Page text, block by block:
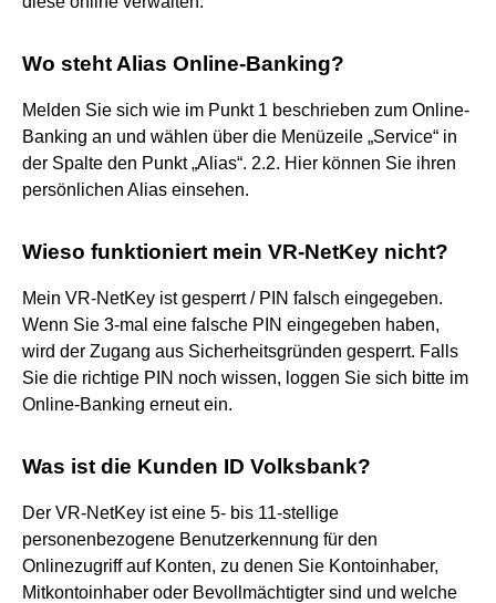
Wo steht Alias Online-Banking?
Melden Sie sich wie im Punkt 1 beschrieben zum Online-
Banking an und wählen über die Menüzeile „Service“ in
der Spalte den Punkt „Alias“. 2.2. Hier können Sie ihren
persönlichen Alias einsehen.
Wieso funktioniert mein VR-NetKey nicht?
Mein VR-NetKey ist gesperrt / PIN falsch eingegeben.
Wenn Sie 3-mal eine falsche PIN eingegeben haben,
wird der Zugang aus Sicherheitsgründen gesperrt. Falls
Sie die richtige PIN noch wissen, loggen Sie sich bitte im
Online-Banking erneut ein.
Was ist die Kunden ID Volksbank?
Der VR-NetKey ist eine 5- bis 11-stellige
personenbezogene Benutzerkennung für den
Onlinezugriff auf Konten, zu denen Sie Kontoinhaber,
Mitkontoinhaber oder Bevollmächtigter sind und welche